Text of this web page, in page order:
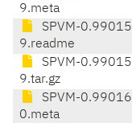
9.meta
SPVM-0.99015
9.readme
SPVM-0.99015
9.tar.gz
SPVM-0.99016
0.meta